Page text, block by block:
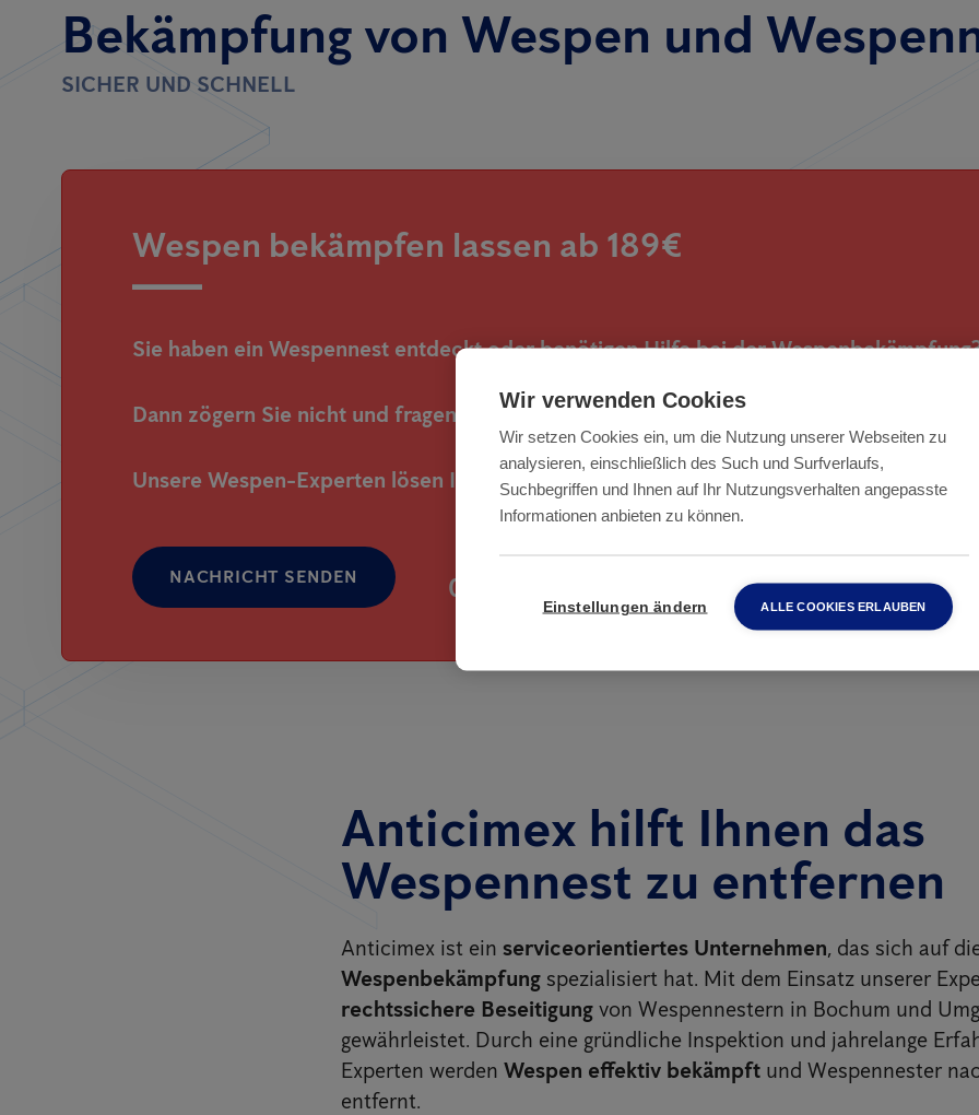
Bekämpfung von Wespen und
SICHER UND SCHNELL
Wespen bekämpfen lassen ab 189€
Sie haben ein Wespennest entdeckt oder benötigen Hilfe bei der
Dann zögern Sie nicht und fragen eine Wespenbekämpfung ab 189€ an.
Unsere Wespen-Experten lösen Ihr Wespenproblem schnell und sicher.
NACHRICHT SENDEN
RUFEN SIE AN
0800 2 33 04 00
Anticimex hilft Ihnen das
Wespennest zu entfernen
Anticimex ist ein serviceorientiertes Unternehmen, das sich auf
Wespenbekämpfung spezialisiert hat. Mit dem Einsatz unserer
rechtssichere Beseitigung von Wespennestern in Bochum und
gewährleistet. Durch eine gründliche Inspektion und jahrelange
Experten werden Wespen effektiv bekämpft und Wespennester
entfernt.
Wir verwenden Cookies
Wir setzen Cookies ein, um die Nutzung unserer Webseiten zu
analysieren, einschließlich des Such und Surfverlaufs,
Suchbegriffen und Ihnen auf Ihr Nutzungsverhalten angepasste
Informationen anbieten zu können.
Einstellungen ändern ALLE COOKIES ERLAUBEN